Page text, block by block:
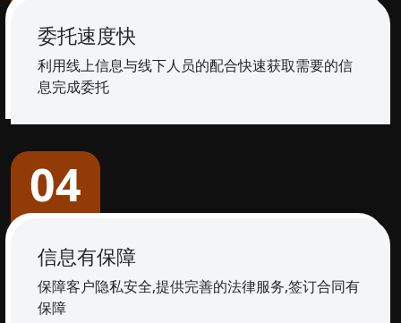
委托速度快
利用线上信息与线下人员的配合快速获取需要的信
息完成委托
04
信息有保障
保障客户隐私安全,提供完善的法律服务,签订合同有
保障